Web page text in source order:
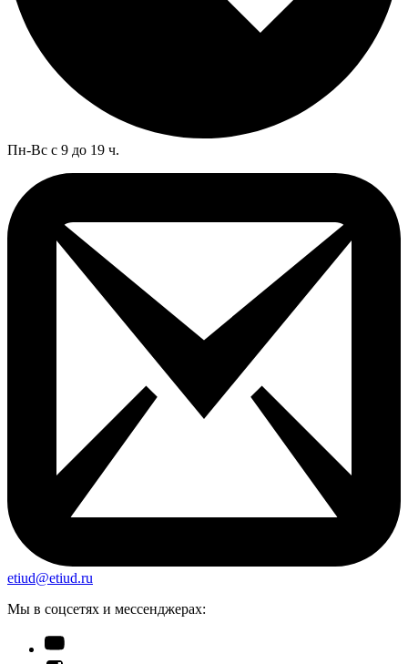
Пн-Вс с 9 до 19 ч.
etiud@etiud.ru
Мы в соцсетях и мессенджерах: